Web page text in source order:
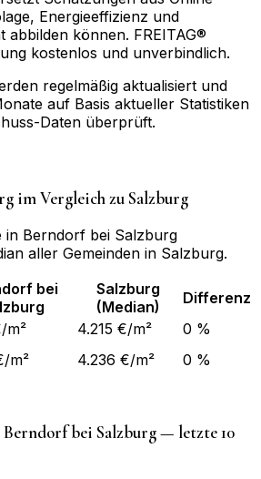
Energieeffizienz und
abbilden können. FREITAG®
kostenlos und unverbindlich.
regelmäßig aktualisiert und
auf Basis aktueller Statistiken
Daten überprüft.
im Vergleich zu Salzburg
in Berndorf bei Salzburg
aller Gemeinden in Salzburg.
bei
Salzburg
(Median)
Differenz
m² 4.215 €/m²
0 %
m² 4.236 €/m² 0 %
Berndorf bei Salzburg— letzte 10